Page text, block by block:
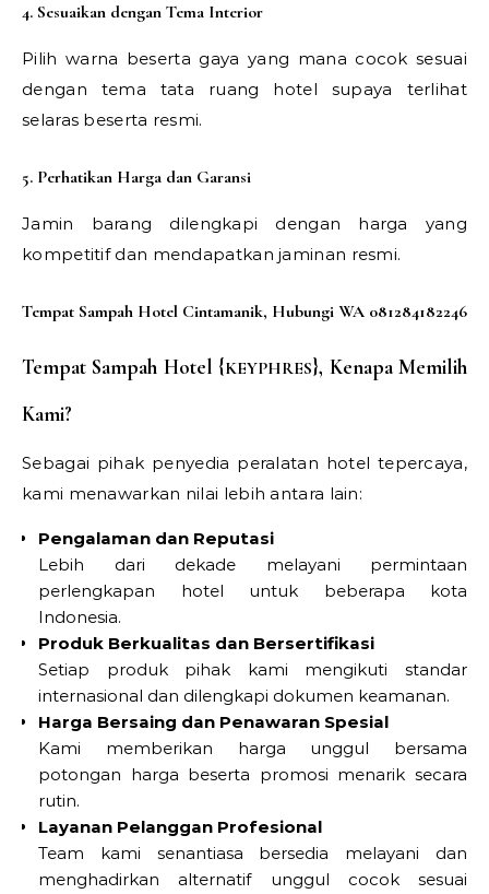
4. Sesuaikan dengan Tema Interior
Pilih warna beserta gaya yang mana cocok sesuai
dengan tema tata ruang hotel supaya terlihat
selaras beserta resmi.
5. Perhatikan Harga dan Garansi
Jamin barang dilengkapi dengan harga yang
kompetitif dan mendapatkan jaminan resmi.
Tempat Sampah Hotel Cintamanik, Hubungi WA 081284182246
Tempat Sampah Hotel {KEYPHRES}, Kenapa Memilih
Kami?
Sebagai pihak penyedia peralatan hotel tepercaya,
kami menawarkan nilai lebih antara lain:
Pengalaman dan Reputasi
Lebih dari dekade melayani permintaan
perlengkapan hotel untuk beberapa kota
Indonesia.
Produk Berkualitas dan Bersertifikasi
Setiap produk pihak kami mengikuti standar
internasional dan dilengkapi dokumen keamanan.
Harga Bersaing dan Penawaran Spesial
Kami memberikan harga unggul bersama
potongan harga beserta promosi menarik secara
rutin.
Layanan Pelanggan Profesional
Team kami senantiasa bersedia melayani dan
menghadirkan alternatif unggul cocok sesuai